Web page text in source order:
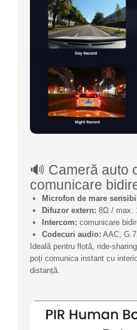
🔊 Cameră auto
comunicare
Microfon de mare
Difuzor extern: 8Ω / max.
Intercom: comunicare
Codecuri audio: AAC,
Ideală pentru flotă, ride-
poți comunica instant cu
distanță.